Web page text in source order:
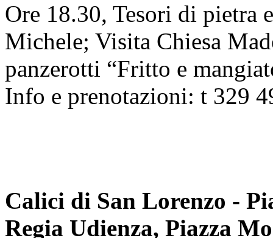
Ore 18.30, Tesori di pietra
Michele; Visita Chiesa
panzerotti “Fritto e
Info e prenotazioni: t 329
Calici di San Lorenzo -
Regia Udienza, Piazza